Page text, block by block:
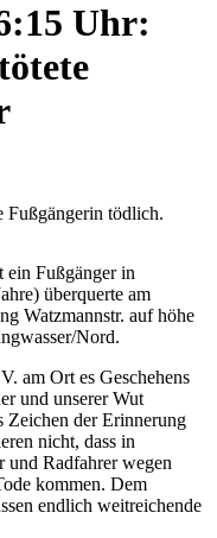
Uhr:
Fußgängerin tödlich.
ein Fußgänger in
überquerte am
Watzmannstr. auf höhe
Nord.
am Ort es Geschehens
und unserer Wut
Zeichen der Erinnerung
nicht, dass in
und Radfahrer wegen
kommen. Dem
endlich weitreichende